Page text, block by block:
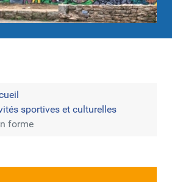
sportives et culturelles
forme